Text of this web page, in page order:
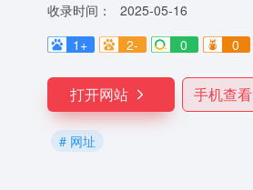
收录时间：
2025-05-16
1+
2- 0 0
打开网站 手机查看
# 网址